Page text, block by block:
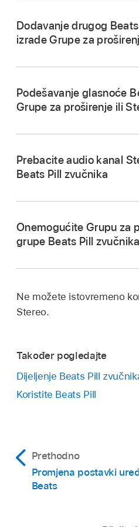
Dodavanje drugog
izrade Grupe za
Otvorite aplikaciju
Beats Pill uređaja
,
.
Provjerite je li drugi
Pritisnite i zadržite
Podešavanje glasnoće
Grupe za proširenje ili
za pojačanje glasnoće
Upotrijebite tipke za
uparenom Android
glasnoću na zaslonu u
Prebacite audio kanal
Beats Pill zvučnika
Onemogućite Grupu za
grupe Beats Pill zvučnika
U alarmu Uklanjanje
dodirnite Ukloni.
Ne možete istovremeno
Stereo.
Također pogledajte
Dijeljenje Beats Pill
Koristite Beats Pill
Prethodno
Promjena postavki
Beats